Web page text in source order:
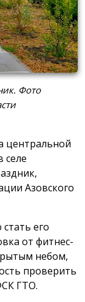
Фото
центральной
селе
Азовского
его
от фитнес-
небом,
проверить
ГТО.